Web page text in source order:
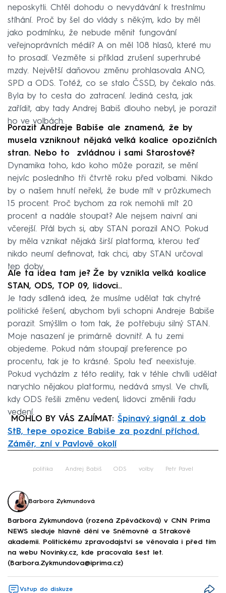
neposkytli. Chtěl dohodu o nevydávání k trestnímu
stíhání. Proč by šel do vlády s někým, kdo by měl
jako podmínku, že nebude měnit fungování
veřejnoprávních médií? A on měl 108 hlasů, které mu
to prosadí. Vezměte si příklad zrušení superhrubé
mzdy. Největší daňovou změnu prohlasovala ANO,
SPD a ODS. Totéž, co se stalo ČSSD, by čekalo nás.
Byla by to cesta do zatracení. Jediná cesta, jak
zařídit, aby tady Andrej Babiš dlouho nebyl, je porazit
ho ve volbách.
Porazit Andreje Babiše ale znamená, že by
musela vzniknout nějaká velká koalice opozičních
stran. Nebo to zvládnou i sami Starostové?
Dynamika toho, kdo koho může porazit, se mění
nejvíc posledního tři čtvrtě roku před volbami. Nikdo
by o našem hnutí neřekl, že bude mít v průzkumech
15 procent. Proč bychom za rok nemohli mít 20
procent a nadále stoupat? Ale nejsem naivní ani
včerejší. Přál bych si, aby STAN porazil ANO. Pokud
by měla vznikat nějaká širší platforma, kterou teď
nikdo neumí definovat, tak chci, aby STAN určoval
tep doby.
Ale ta idea tam je? Že by vznikla velká koalice
STAN, ODS, TOP 09, lidovci..
Je tady sdílená idea, že musíme udělat tak chytré
politické řešení, abychom byli schopni Andreje Babiše
porazit. Smýšlím o tom tak, že potřebuju silný STAN.
Moje nasazení je primárně dovnitř. A tu zemi
objedeme. Pokud nám stoupají preference po
procentu, tak je to krásné. Spolu teď neexistuje.
Pokud vycházím z této reality, tak v téhle chvíli udělat
narychlo nějakou platformu, nedává smysl. Ve chvíli,
kdy ODS řešili změnu vedení, lidovci změnili řadu
vedení.
MOHLO BY VÁS ZAJÍMAT: Špinavý signál z dob
StB, tepe opozice Babiše za pozdní příchod.
Záměr, zní v Pavlově okolí
politika Andrej Babiš ODS volby Petr Pavel
Barbora Zykmundová
Barbora Zykmundová (rozená Zpěváčková) v CNN Prima
NEWS sleduje hlavně dění ve Sněmovně a Strakově
akademii. Politickému zpravodajství se věnovala i před tím
na webu Novinky.cz, kde pracovala šest let.
(Barbora.Zykmundova@iprima.cz)
Vstup do diskuze